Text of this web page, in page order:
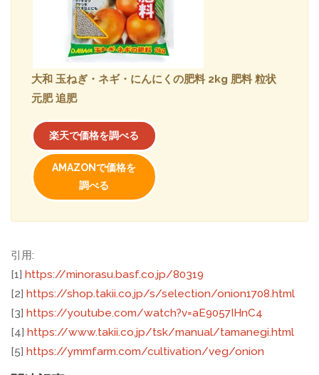
大和 玉ねぎ・ネギ・にんにくの肥料 2kg 肥料 粒状
元肥 追肥
楽天で価格を調べる
AMAZONで価格を
調べる
引用:
[1]https://minorasu.basf.co.jp/80319
[2]https://shop.takii.co.jp/s/selection/onion1708.html
[3]https://youtube.com/watch?v=aE9057IHnC4
[4]https://www.takii.co.jp/tsk/manual/tamanegi.html
[5]https://ymmfarm.com/cultivation/veg/onion